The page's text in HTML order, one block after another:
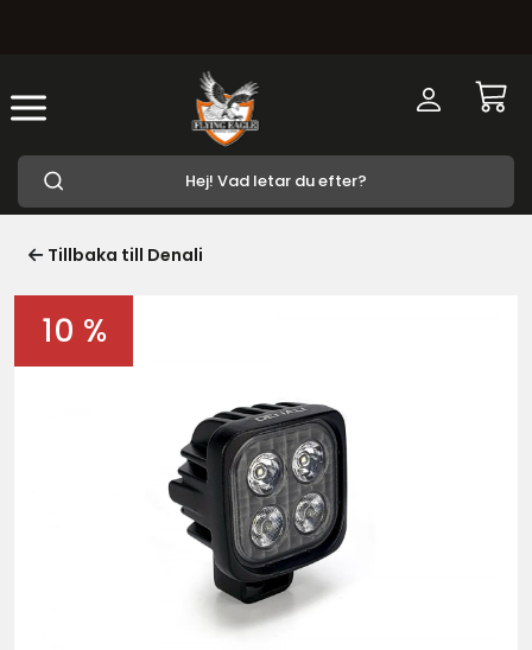
Tillbaka till Denali
10 %